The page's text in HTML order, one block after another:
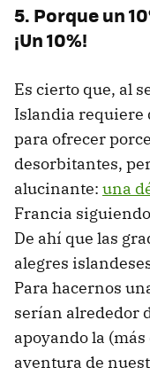
5. Porque un
¡Un 10%!
Es cierto que, al
Islandia requiere
para ofrecer
desorbitantes,
alucinante: una
Francia
De ahí que las
alegres
Para hacernos
serían alrededor
apoyando la
aventura de